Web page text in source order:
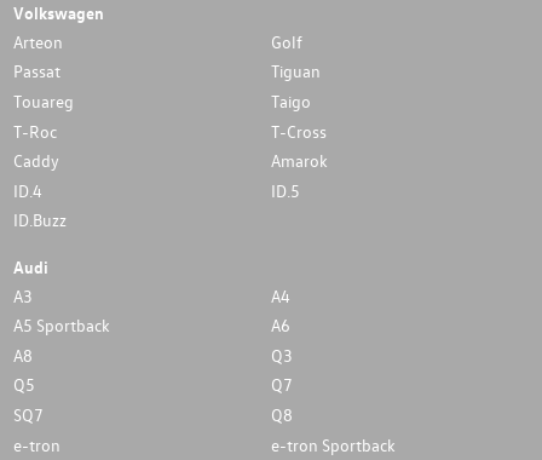
Volkswagen
Arteon
Golf
Passat
Tiguan
Touareg
Taigo
T-Roc
T-Cross
Caddy
Amarok
ID.4
ID.5
ID.Buzz
Audi
A3
A4
A5 Sportback
A6
A8
Q3
Q5
Q7
SQ7
Q8
e-tron
e-tron Sportback